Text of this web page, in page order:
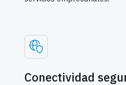
Conectividad